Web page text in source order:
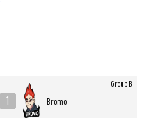
1 Bromo
Group B